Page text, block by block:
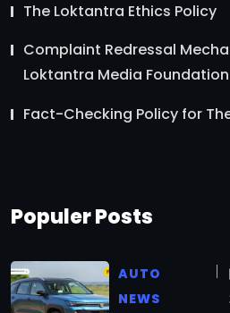
The Loktantra Ethics Policy
Complaint Redressal
Loktantra Media Foundation
Fact-Checking Policy for
Populer Posts
AUTO
NEWS